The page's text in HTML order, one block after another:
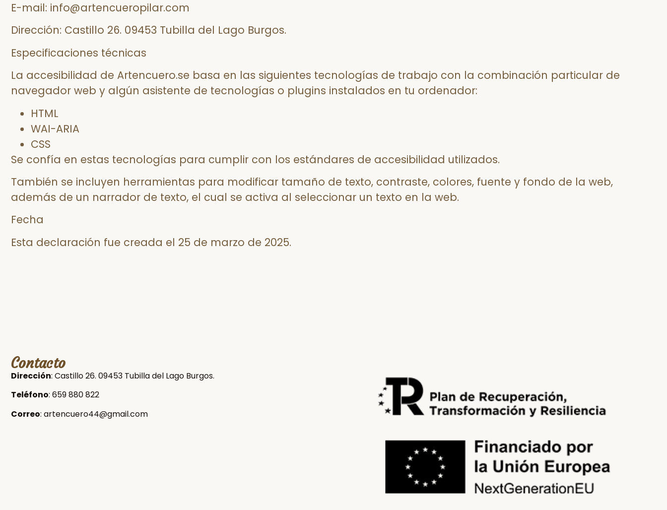
E-mail: info@artencueropilar.com
Dirección: Castillo 26. 09453 Tubilla del Lago Burgos.
Especificaciones técnicas
La accesibilidad de Artencuero.se basa en las siguientes tecnologías de trabajo con la combinación particular de
navegador web y algún asistente de tecnologías o plugins instalados en tu ordenador:
HTML
WAI-ARIA
CSS
Se confía en estas tecnologías para cumplir con los estándares de accesibilidad utilizados.
También se incluyen herramientas para modificar tamaño de texto, contraste, colores, fuente y fondo de la web,
además de un narrador de texto, el cual se activa al seleccionar un texto en la web.
Fecha
Esta declaración fue creada el 25 de marzo de 2025.
Contacto
Dirección: Castillo 26. 09453 Tubilla del Lago Burgos.
Teléfono: 659 880 822
Correo: artencuero44@gmail.com